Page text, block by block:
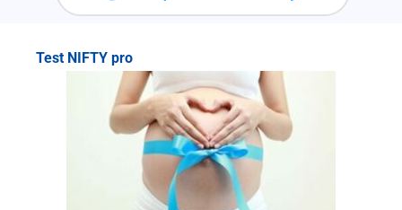
Test NIFTY pro